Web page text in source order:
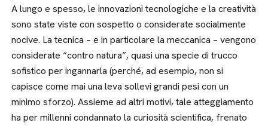
A lungo e spesso, le innovazioni tecnologiche e la creatività
sono state viste con sospetto o considerate socialmente
nocive. La tecnica – e in particolare la meccanica – vengono
considerate “contro natura”, quasi una specie di trucco
sofistico per ingannarla (perché, ad esempio, non si
capisce come mai una leva sollevi grandi pesi con un
minimo sforzo). Assieme ad altri motivi, tale atteggiamento
ha per millenni condannato la curiosità scientifica, frenato